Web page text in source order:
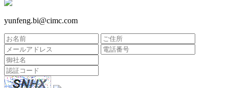
yunfeng.bi@cimc.com